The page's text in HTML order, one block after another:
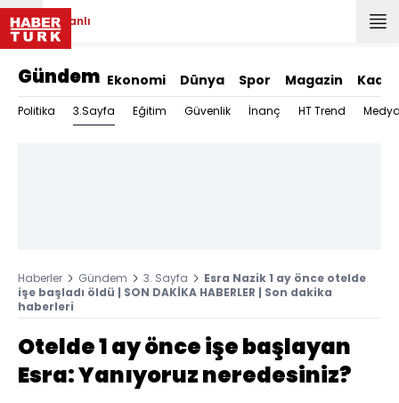
Canlı
Gündem Ekonomi Dünya Spor Magazin Kadın
Politika 3.Sayfa Eğitim Güvenlik İnanç HT Trend
Haberler Gündem 3. Sayfa
Esra Nazik 1 ay önce otelde
işe başladı öldü | SON DAKİKA HABERLER | Son dakika
haberleri
Otelde 1 ay önce işe başlayan
Esra: Yanıyoruz neredesiniz?